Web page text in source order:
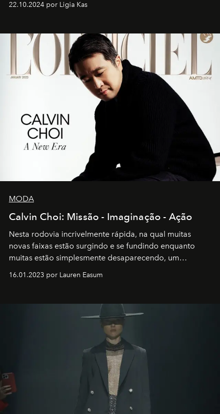
22.10.2024 por Ligia Kas
MODA
Calvin Choi: Missão - Imaginação - Ação
Nesta rodovia incrivelmente rápida, na qual muitas
novas faixas estão surgindo e se fundindo enquanto
muitas estão simplesmente desaparecendo, um
transportador AMTD abrindo caminho para muitos
por propósitos, com um claro senso de missão na vida e
16.01.2023 por Lauren Easum